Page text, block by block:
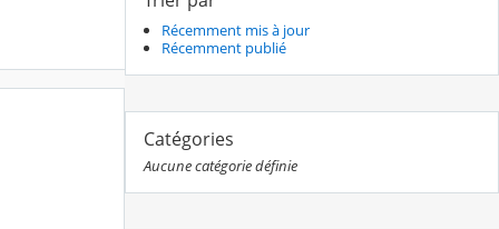
Récemment mis à jour
Récemment publié
Catégories
Aucune catégorie définie